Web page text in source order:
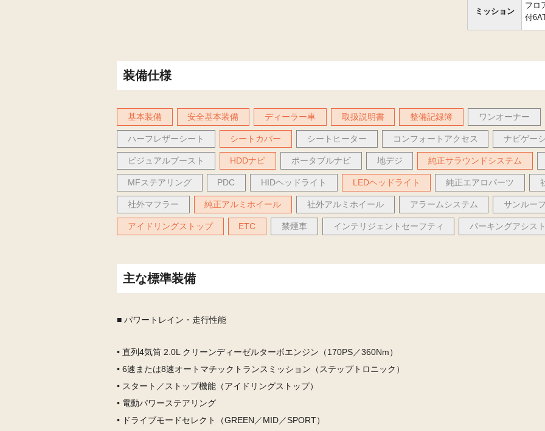
ミッション
フロ
付
装備仕様
基本装備 安全基本装備 ディーラー車 取扱説明書 整備記録簿 ワンオーナー
ハーフレザーシート シートカバー シートヒーター コンフォートアクセス ナビゲー
ビジュアルブースト HDDナビ ポータブルナビ 地デジ 純正サラウンドシステム
MFステアリング PDC HIDヘッドライト LEDヘッドライト 純正エアロパーツ
社外マフラー 純正アルミホイール 社外アルミホイール アラームシステム サンルー
アイドリングストップ ETC 禁煙車 インテリジェントセーフティ パーキングアシス
主な標準装備
■ パワートレイン・走行性能
• 直列4気筒 2.0L クリーンディーゼルターボエンジン（170PS／360Nm）
• 6速または8速オートマチックトランスミッション（ステップトロニック）
• スタート／ストップ機能（アイドリングストップ）
• 電動パワーステアリング
• ドライブモードセレクト（GREEN／MID／SPORT）